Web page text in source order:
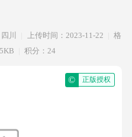
川 上传时间：2023-11-22
格
积分：24
© 正版授权